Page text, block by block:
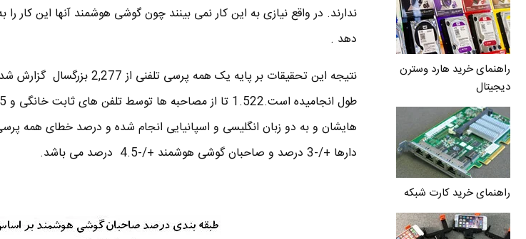
راهنمای خرید هارد وسترن
دیجیتال
راهنمای خرید کارت شبکه
ندارند. در واقع نیازی به این کار نمی بینند چون گوشی هوشمند آنها این کار
دهد .
دارها +/-3 درصد و صاحبان گوشی هوشمند +/-4.5 درصد می باشد.